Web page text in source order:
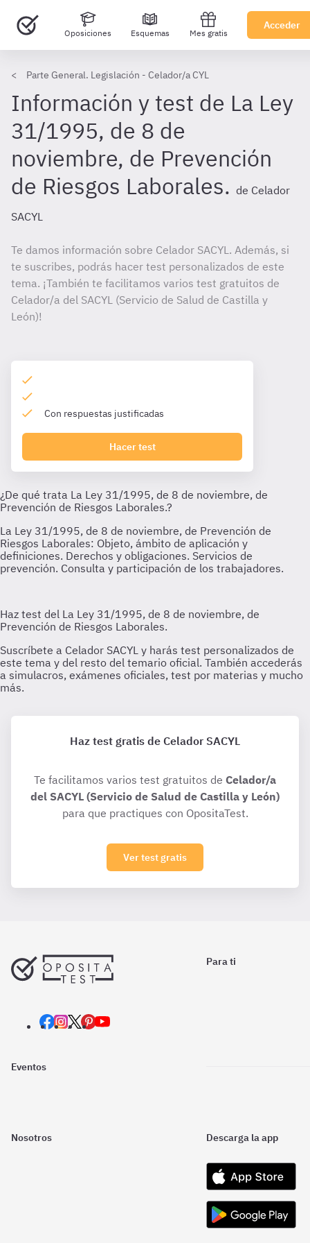
Oposiciones Esquemas Mes gratis
Acceder
Parte General. Legislación - Celador/a CYL
Información y test de La Ley
31/1995, de 8 de
noviembre, de Prevención
de Riesgos Laborales. de Celador
SACYL
Te damos información sobre Celador SACYL. Además, si
te suscribes, podrás hacer test personalizados de este
tema. ¡También te facilitamos varios test gratuitos de
Celador/a del SACYL (Servicio de Salud de Castilla y
León)!
Con respuestas justificadas
Hacer test
Haz test gratis de Celador SACYL
Te facilitamos varios test gratuitos de Celador/a
del SACYL (Servicio de Salud de Castilla y León)
para que practiques con OpositaTest.
Ver test gratis
Para ti
Eventos
Nosotros Descarga la app